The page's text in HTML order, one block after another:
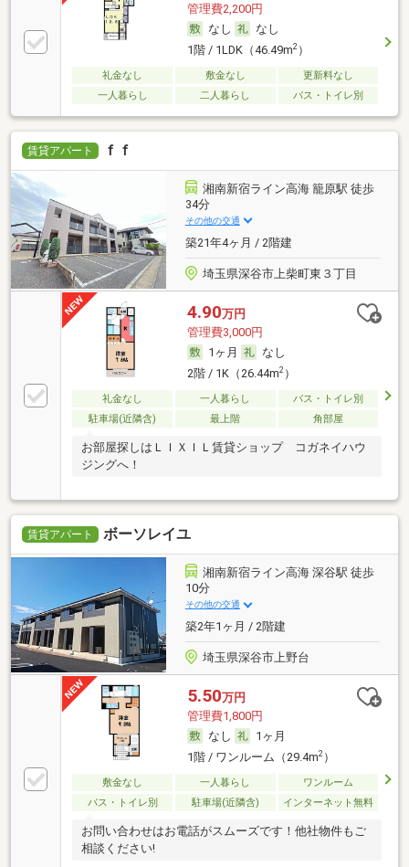
管理費2,200円
なし
なし
1階 / 1LDK（46.49m2）
礼金なし 敷金なし
更新料なし
一人暮らし
二人暮らし バス・トイレ別
賃貸アパート ｆｆ
湘南新宿ライン高海 籠原駅 徒歩
34分
その他の交通
築21年4ヶ月 / 2階建
埼玉県深谷市上柴町東３丁目
4.90万円
管理費3,000円
1ヶ月
なし
2階 / 1K（26.44m2）
礼金なし 一人暮らし
バス・トイレ別
駐車場(近隣含)
最上階 角部屋
お部屋探しはＬＩＸＩＬ賃貸ショップ コガネイハウ
ジングへ！
賃貸アパート ボーソレイユ
湘南新宿ライン高海 深谷駅 徒歩
10分
その他の交通
築2年1ヶ月 / 2階建
埼玉県深谷市上野台
5.50万円
管理費1,800円
なし
1ヶ月
1階 / ワンルーム（29.4m2）
敷金なし 一人暮らし
ワンルーム
バス・トイレ別
駐車場(近隣含) インターネット無料
お問い合わせはお電話がスムーズです！他社物件もご
相談ください!